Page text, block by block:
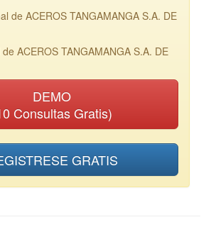
de ACEROS TANGAMANGA S.A. DE
ACEROS TANGAMANGA S.A. DE
DEMO
Consultas Gratis)
GRATIS